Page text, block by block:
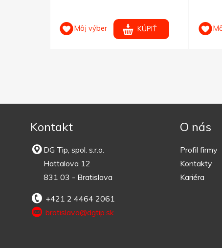
Môj výber KÚPIŤ
Kontakt
DG Tip, spol. s.r.o.
Hattalova 12
831 03 - Bratislava
+421 2 4464 2061
bratislava@dgtip.sk
O nás
Profil firmy
Kontakty
Kariéra